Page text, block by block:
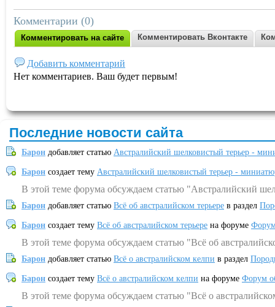
Комментарии (0)
Комментировать на сайте Комментировать Вконтакте
Добавить комментарий
Нет комментариев. Ваш будет первым!
Последние новости сайта
Барон добавляет статью Австралийский шелковистый терьер -
Барон создает тему Австралийский шелковистый терьер -
В этой теме форума обсуждаем статью "Австралийский
Барон добавляет статью Всё об австралийском терьере в раздел
Барон создает тему Всё об австралийском терьере на форуме
В этой теме форума обсуждаем статью "Всё об
Барон добавляет статью Всё о австралийском келпи в раздел
Барон создает тему Всё о австралийском келпи на форуме Форум
В этой теме форума обсуждаем статью "Всё о